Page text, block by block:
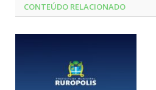
CONTEÚDO RELACIONADO